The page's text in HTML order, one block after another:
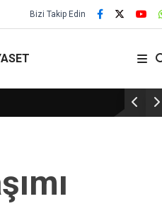
Bizi Takip Edin
Kırşehir Beyazay